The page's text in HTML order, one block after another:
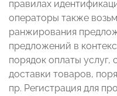
правилах
операторы также
ранжирования
предложений в
порядок оплаты услуг,
доставки товаров,
пр. Регистрация для